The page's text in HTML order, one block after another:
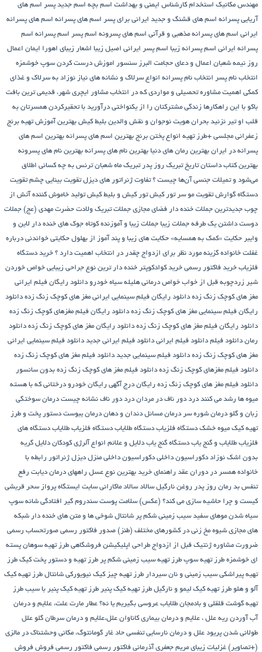
مهندس مکانیک استخدام کارشناس ایمنی و بهداشت اسم بچه اسم جدید پسر اسم های
آریایی پسرانه اسم های قشنگ و جدید ایرانی برای پسر اسم های پسرانه اسم های پسرانه
ایرانی اسم های پسرانه مذهبی و قرآنی اسم های پسرونه اسم پسر اسم پسرانه اسم
پسرانه ایرانی اسم پسرانه زیبا اسم پسر ایرانی اصیل زیبا اشعار زیبای اهورا ایمان اعمال
روز نیمه شعبان اعمال و دعای حجامت البرز سنسور اموزش درست کردن سوپ خوشمزه
انتخاب نام پسر انتخاب نام پسرانه انواع سرلاک و نشانه های نیاز نوزاد به سرلاک و غذای
کمکی اهمیت مشاوره تحصیلی و مواردی که در انتخاب مشاور ایچری شهر، قدیمی ترین بافت
باکو با این راهکارها زندگی مشترکتان را از یکنواختی درآورید با تحقیرکردن همسرتان به
قلب او تیر نزنید بحران هویت نوجوان و نقش والدین بلیط کیش بهترین آموزش تهیه برنج
زعفرانی مجلسی +طرز تهیه انواع پختن برنج بهترین اسم های پسرانه بهترین اسم های
پسرانه در ایران بهترین رمان های دنیا بهترین نام های پسرانه بهترین نام های پسرونه
بهترین کتاب داستان تاریخ تبریک روز پدر تبریک ماه شعبان ترنس به چه کسانی اطلاق
می‌شود و تمیلات جنسی آن‌ها چیست ؟ تفاوت ژنراتور های دیزل تقویت بینایی چشم تقویت
دستگاه گوارش تقویت مو سر تور کیش تور کیش و بلیط کیش تولید خاموش کننده آتش از
چوب جدیدترین جملات خنده دار فضای مجازی جملات تبریک ولادت حضرت مهدی (عج) جملات
دوست داشتن یک طرفه جملات زیبا جملات زیبا و آموزنده کوتاه جوک های خنده دار لاین و
وایبر حکایت «کمک به همسایه» حکایت های زیبا و پند آموز از بهلول حکایتی خواندنی درباره
غفلت خانواده گزینه مورد نظر برای ازدواج چقدر در انتخاب اهمیت دارد ؟ خرید دستگاه
فلزیاب خرید فاکتور رسمی خرید کوادکوپتر خنده دار ترین نوع جراحی زیبایی خواص خوردن
شیر زردچوبه قبل از خواب خواص درمانی هلیله سیاه خودرو دانلود رایگان فیلم ایرانی
مغز های کوچک زنگ زده دانلود رایگان فیلم سینمایی ایرانی مغز های کوچک زنگ زده دانلود
رایگان فیلم سینمایی مغز های کوچک زنگ زده دانلود رایگان فیلم مغزهای کوچک زنگ زده
دانلود رایگان فیلم مغز های کوچک زنگ زده دانلود رایگان مغز های کوچک زنگ زده دانلود
رمان دانلود فیلم دانلود فیلم ایرانی دانلود فیلم ایرانی جدید دانلود فیلم سینمایی ایرانی
مغز های کوچک زنگ زده دانلود فیلم سینمایی جدید دانلود فیلم مغز های کوچک زنگ زده
دانلود فیلم مغزهای کوچک زنگ زده دانلود فیلم مغز های کوچک زنگ زده بدون سانسور
دانلود فیلم مغز های کوچک زنگ زده رایگان درج آگهی رایگان خودرو درختانی که با هسته
میوه ها رشد می کنند درد دور ناف در مردان درد دور ناف نشانه چیست درمان سوختگی
زبان و گلو درمان شوره سر درمان مسائل دندان و دهان درمان یبوست دستور پخت و طرز
تهیه کیک میوه خشک دستگاه فلزیاب دستگاه‌ طلایاب دستگاه‌ فلزیاب طلایاب دستگاه‌ های
فلزیاب طلایاب و گنج‌ یاب دستگاه‌ گنج‌ یاب دلایل و علائم انواع آلرژی کودکان دلایل گریه
بدون اشک نوزاد دکوراسیون داخلی دکوراسیون داخلی منزل دیزل ژنراتور رابطه با
خانواده همسر در دوران عقد راهنمای خرید بهترین نوع عسل راههای درمان دیابت رفع
تنفس بد رمان روز پدر روغن نارگیل سالاد سالاد ماکارانی سایت ایستگاه پرواز سحر قریشی
کیست و چرا حاشیه سازی می کند؟ (عکس) سلامت پوست سندروم گیر افتادگی شانه سوپ
سیاه شدن موهای سفید سیب زمینی شکم پر شانتال شوخی ها و متن های خنده دار شبکه
های مجازی شیوه مخ زنی در کشورهای مختلف (طنز) صدور فاکتور رسمی صورتحساب رسمی
ضرورت مشاوره ژنتیک قبل از ازدواج طراحی اپلیکیشن فروشگاهی طرز تهیه سوهان پسته
ای خوشمزه طرز تهیه سوپ طرز تهیه سیب زمینی شکم پر طرز تهیه و دستور پخت کیک طرز
تهیه پیراشكی سيب زمينی و نان سیردار طرز تهیه چیز کیک نیویورکی شانتال طرز تهیه کیک
آلو و هلو طرز تهیه کیک لیمو و نارگیل طرز تهیه کیک پنیر طرز تهیه کیک پنیر با سیب طرز
تهیه گوشت قلقلی و بادمجان طلایاب عروسی بگیریم یا نه؟ عطار مارت علت، علایم و درمان
آب آوردن ریه علل ، علایم و درمان بیماری کاناوان علل،علایم و درمان سرطان گلو علل
طولانی شدن پریود علل و درمان نارسایی تنفسی حاد غار گومانتوگ، مکانی وحشتناک در مالزی
(+تصاویر) غزلیات زیبای مریم جعفری آذرمانی فاکتور رسمی فاکتور رسمی فروش فروش